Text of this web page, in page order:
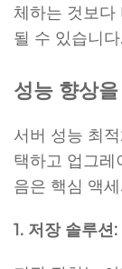
체하는 것보다
될 수 있습니다.
성능 향상
서버 성능 최
택하고 업그레
음은 핵심 액
1. 저장 솔루션